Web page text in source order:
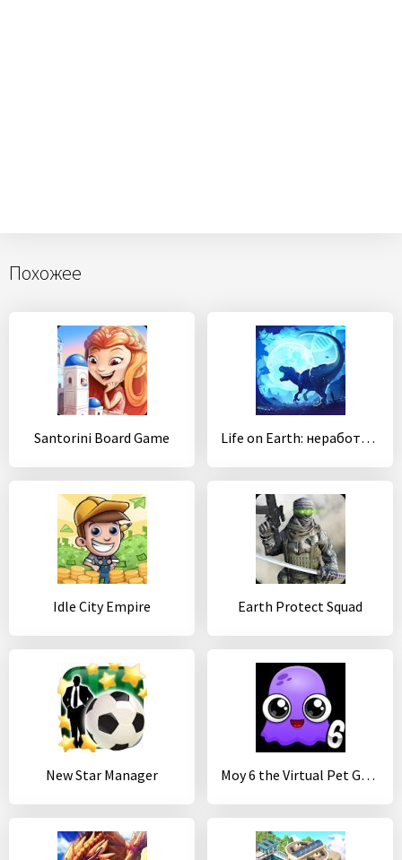
Похожее
Santorini Board Game Life on Earth: неработающая эволюция игра
Idle City Empire Earth Protect Squad
New Star Manager Moy 6 the Virtual Pet Game